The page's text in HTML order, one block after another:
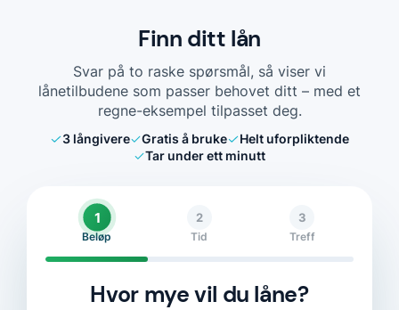
Finn ditt lån
Svar på to raske spørsmål, så viser vi
lånetilbudene som passer behovet ditt – med et
regne-eksempel tilpasset deg.
3långivere Gratis å bruke
Helt uforpliktende
Tar under ett minutt
1
Beløp
2
Tid
3
Treff
Hvor mye vil du låne?